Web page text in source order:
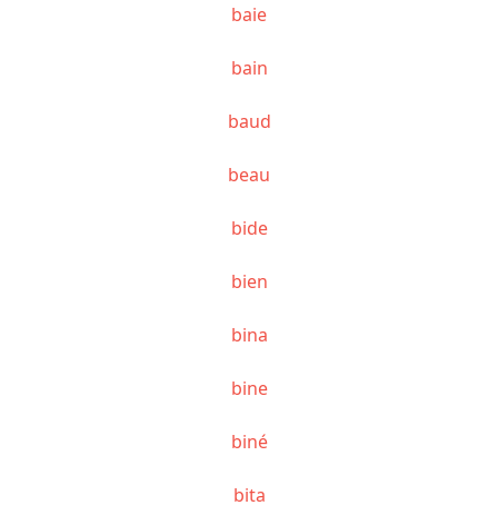
baie
bain
baud
beau
bide
bien
bina
bine
biné
bita